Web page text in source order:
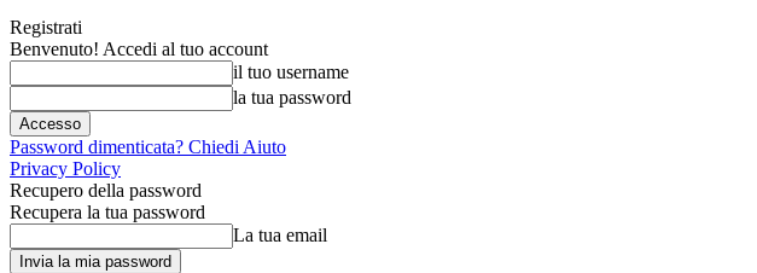
Registrati
Benvenuto! Accedi al tuo account
il tuo username
la tua password
Password dimenticata? Chiedi Aiuto
Privacy Policy
Recupero della password
Recupera la tua password
La tua email